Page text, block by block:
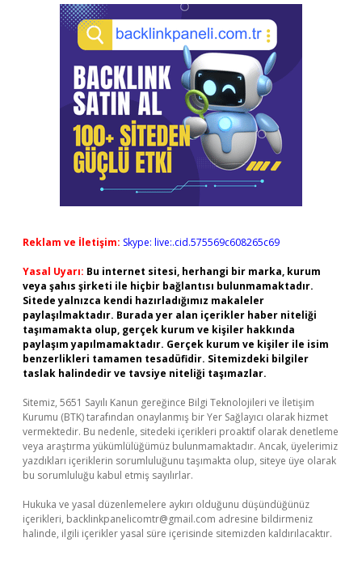
Reklam ve İletişim: Skype: live:.cid.575569c608265c69
Yasal Uyarı: Bu internet sitesi, herhangi bir marka, kurum
veya şahıs şirketi ile hiçbir bağlantısı bulunmamaktadır.
Sitede yalnızca kendi hazırladığımız makaleler
paylaşılmaktadır. Burada yer alan içerikler haber niteliği
taşımamakta olup, gerçek kurum ve kişiler hakkında
paylaşım yapılmamaktadır. Gerçek kurum ve kişiler ile isim
benzerlikleri tamamen tesadüfidir. Sitemizdeki bilgiler
taslak halindedir ve tavsiye niteliği taşımazlar.
Sitemiz, 5651 Sayılı Kanun gereğince Bilgi Teknolojileri ve İletişim
Kurumu (BTK) tarafından onaylanmış bir Yer Sağlayıcı olarak hizmet
vermektedir. Bu nedenle, sitedeki içerikleri proaktif olarak denetleme
veya araştırma yükümlülüğümüz bulunmamaktadır. Ancak, üyelerimiz
yazdıkları içeriklerin sorumluluğunu taşımakta olup, siteye üye olarak
bu sorumluluğu kabul etmiş sayılırlar.
Hukuka ve yasal düzenlemelere aykırı olduğunu düşündüğünüz
içerikleri, backlinkpanelicomtr@gmail.com adresine bildirmeniz
halinde, ilgili içerikler yasal süre içerisinde sitemizden kaldırılacaktır.